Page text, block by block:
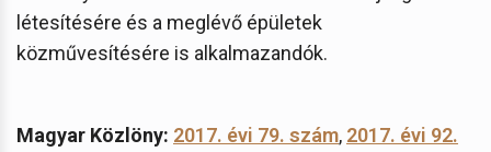
létesítésére és a meglévő épületek
közművesítésére is alkalmazandók.
Magyar Közlöny: 2017. évi 79. szám, 2017. évi 92.